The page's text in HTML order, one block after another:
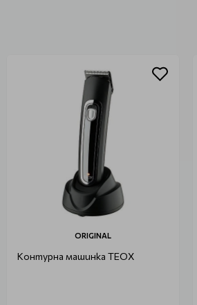
ORIGINAL
Контурна машинка TEOX